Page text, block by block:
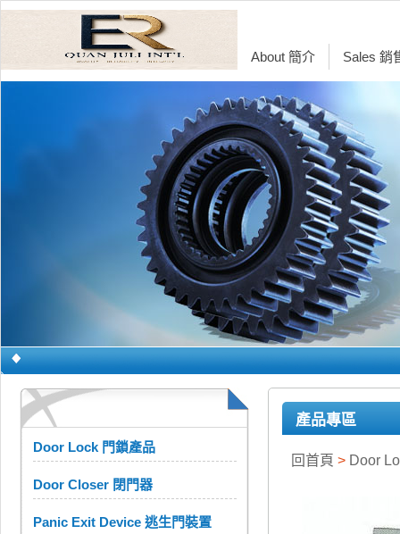
About 簡介 Sales 銷
Door Lock 門鎖產品
Door Closer 閉門器
Panic Exit Device 逃生門裝置
產品專區
回首頁 > Door